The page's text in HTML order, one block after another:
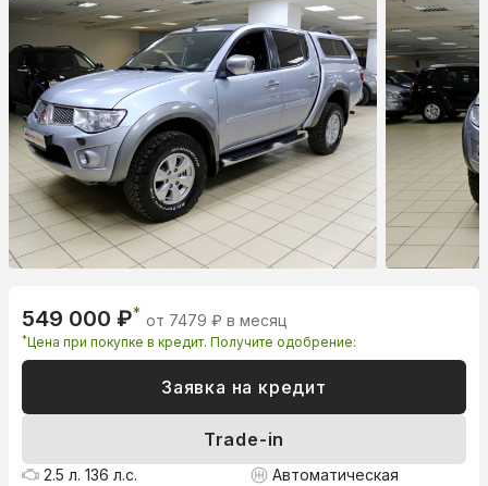
549 000 ₽* от 7479 ₽ в месяц
*Цена при покупке в кредит. Получите одобрение:
Заявка на кредит
Trade-in
2.5 л. 136 л.с.
Автоматическая